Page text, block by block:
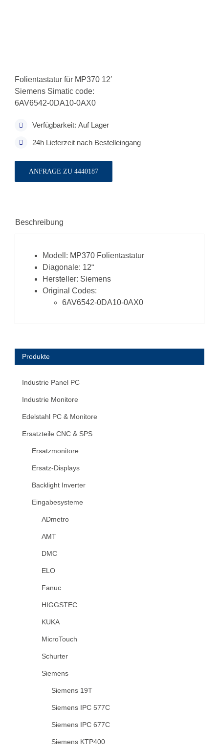
Folientastatur für MP370 12′
Siemens Simatic code:
6AV6542-0DA10-0AX0
Verfügbarkeit: Auf Lager
24h Lieferzeit nach Bestelleingang
ANFRAGE ZU 4440187
Beschreibung
Modell: MP370 Folientastatur
Diagonale: 12“
Hersteller: Siemens
Original Codes:
6AV6542-0DA10-0AX0
Produkte
Industrie Panel PC
Industrie Monitore
Edelstahl PC & Monitore
Ersatzteile CNC & SPS
Ersatzmonitore
Ersatz-Displays
Backlight Inverter
Eingabesysteme
ADmetro
AMT
DMC
ELO
Fanuc
HIGGSTEC
KUKA
MicroTouch
Schurter
Siemens
Siemens 19T
Siemens IPC 577C
Siemens IPC 677C
Siemens KTP400